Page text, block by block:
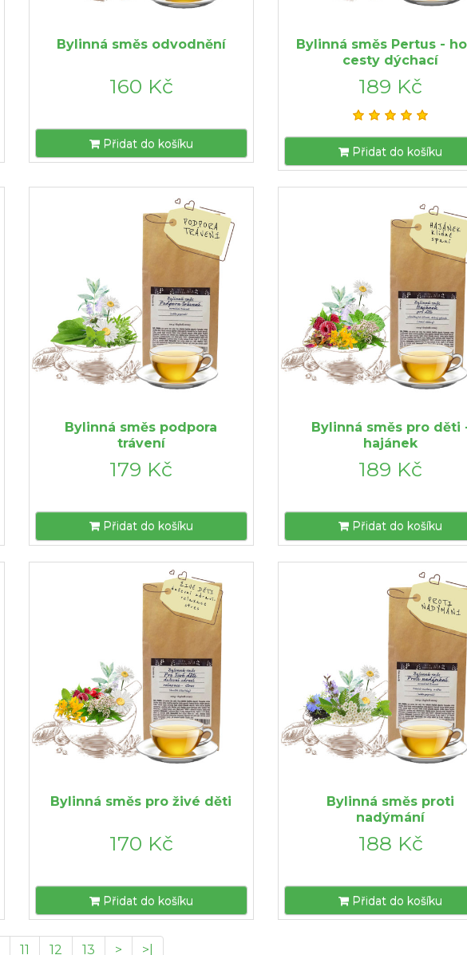
Bylinná směs odvodnění
160 Kč
Přidat do košíku
Bylinná směs Pertus -
cesty dýchací
189 Kč
Přidat do košíku
Bylinná směs podpora
trávení
179 Kč
Přidat do košíku
Bylinná směs pro děti
hajánek
189 Kč
Přidat do košíku
Bylinná směs pro živé děti
170 Kč
Přidat do košíku
Bylinná směs proti
nadýmání
188 Kč
Přidat do košíku
11 12 13 > >|